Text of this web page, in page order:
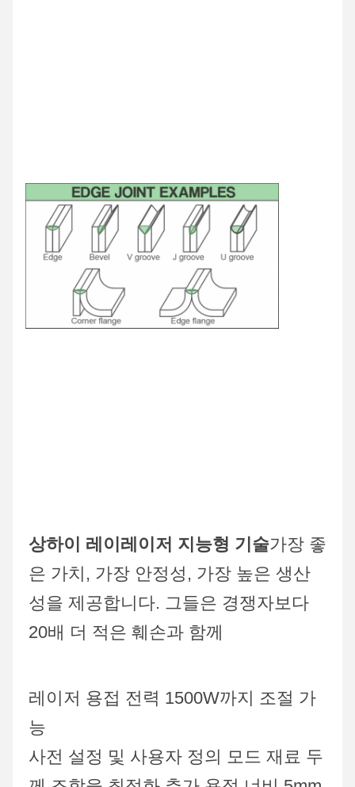
상하이 레이레이저 지능형 기술가장 좋
은 가치, 가장 안정성, 가장 높은 생산
성을 제공합니다. 그들은 경쟁자보다
20배 더 적은 훼손과 함께
레이저 용접 전력 1500W까지 조절 가
능
사전 설정 및 사용자 정의 모드 재료 두